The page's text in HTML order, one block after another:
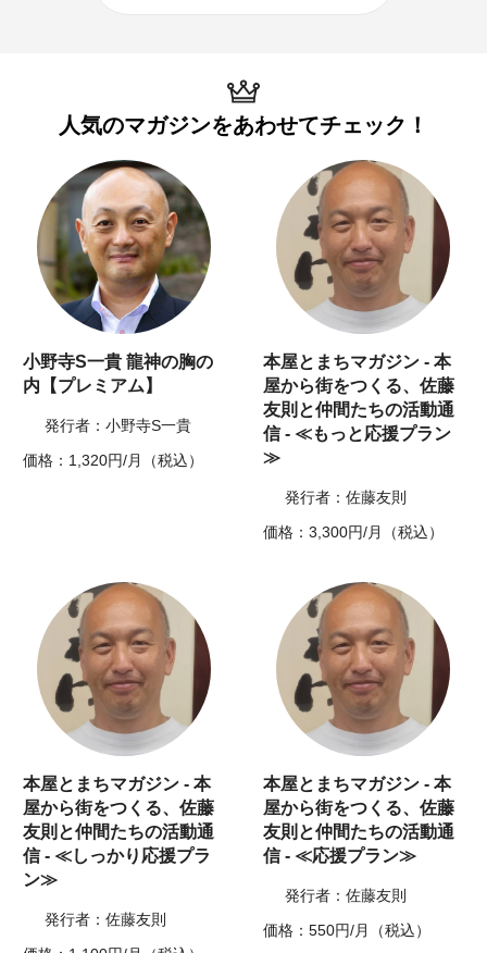
人気のマガジンをあわせてチェック！
小野寺S一貴 龍神の胸の
内【プレミアム】
発行者：小野寺S一貴
価格：1,320円/月（税込）
本屋とまちマガジン - 本
屋から街をつくる、佐藤
友則と仲間たちの活動通
信 - ≪もっと応援プラン
≫
発行者：佐藤友則
価格：3,300円/月（税込）
本屋とまちマガジン - 本
屋から街をつくる、佐藤
友則と仲間たちの活動通
信 - ≪しっかり応援プラ
ン≫
発行者：佐藤友則
本屋とまちマガジン - 本
屋から街をつくる、佐藤
友則と仲間たちの活動通
信 - ≪応援プラン≫
発行者：佐藤友則
価格：550円/月（税込）